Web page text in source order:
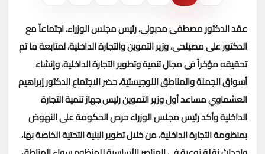
عقد الدكتور مصطفى مدبولى، رئيس مجلس الوزراء، اجتماعاً مع
الدكتور على مصيلحى، وزير التموين والتجارة الداخلية، لمتابعة ما تم
تحقيقه مؤخراً فى مجال تنمية وتطوير التجارة الداخلية، وإنشاء
أسواق الجملة والمناطق اللوجيستية، حضر الاجتماع الدكتور إبراهيم
العشماوي مساعد أول وزير التموين رئيس جهاز تنمية التجارة
الداخليةوأكد رئيس مجلس الوزراء حرص الحكومة على النهوض
بمنظومة التجارة الداخلية، من خلال تطوير البنية التحتية الخاصة بها،